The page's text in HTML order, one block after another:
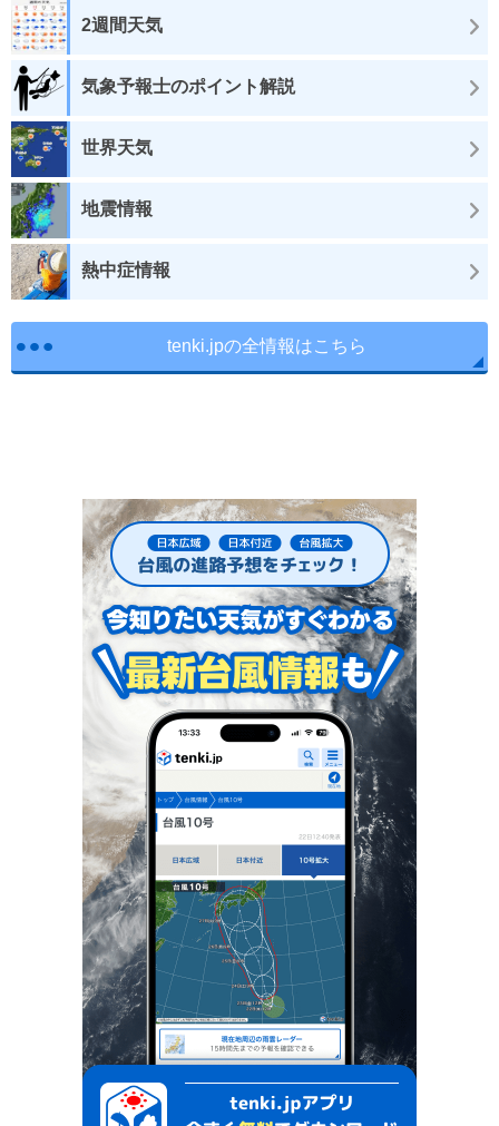
2週間天気
気象予報士のポイント解説
世界天気
地震情報
熱中症情報
tenki.jpの全情報はこちら